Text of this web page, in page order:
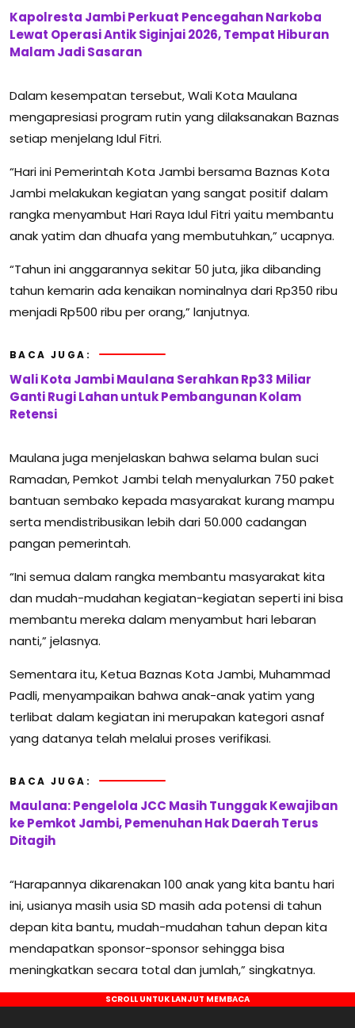
Kapolresta Jambi Perkuat Pencegahan Narkoba
Lewat Operasi Antik Siginjai 2026, Tempat Hiburan
Malam Jadi Sasaran
Dalam kesempatan tersebut, Wali Kota Maulana
mengapresiasi program rutin yang dilaksanakan Baznas
setiap menjelang Idul Fitri.
“Hari ini Pemerintah Kota Jambi bersama Baznas Kota
Jambi melakukan kegiatan yang sangat positif dalam
rangka menyambut Hari Raya Idul Fitri yaitu membantu
anak yatim dan dhuafa yang membutuhkan,” ucapnya.
“Tahun ini anggarannya sekitar 50 juta, jika dibanding
tahun kemarin ada kenaikan nominalnya dari Rp350 ribu
menjadi Rp500 ribu per orang,” lanjutnya.
BACA JUGA:
Wali Kota Jambi Maulana Serahkan Rp33 Miliar
Ganti Rugi Lahan untuk Pembangunan Kolam
Retensi
Maulana juga menjelaskan bahwa selama bulan suci
Ramadan, Pemkot Jambi telah menyalurkan 750 paket
bantuan sembako kepada masyarakat kurang mampu
serta mendistribusikan lebih dari 50.000 cadangan
pangan pemerintah.
“Ini semua dalam rangka membantu masyarakat kita
dan mudah-mudahan kegiatan-kegiatan seperti ini bisa
membantu mereka dalam menyambut hari lebaran
nanti,” jelasnya.
Sementara itu, Ketua Baznas Kota Jambi, Muhammad
Padli, menyampaikan bahwa anak-anak yatim yang
terlibat dalam kegiatan ini merupakan kategori asnaf
yang datanya telah melalui proses verifikasi.
BACA JUGA:
Maulana: Pengelola JCC Masih Tunggak Kewajiban
ke Pemkot Jambi, Pemenuhan Hak Daerah Terus
Ditagih
“Harapannya dikarenakan 100 anak yang kita bantu hari
ini, usianya masih usia SD masih ada potensi di tahun
depan kita bantu, mudah-mudahan tahun depan kita
mendapatkan sponsor-sponsor sehingga bisa
meningkatkan secara total dan jumlah,” singkatnya.